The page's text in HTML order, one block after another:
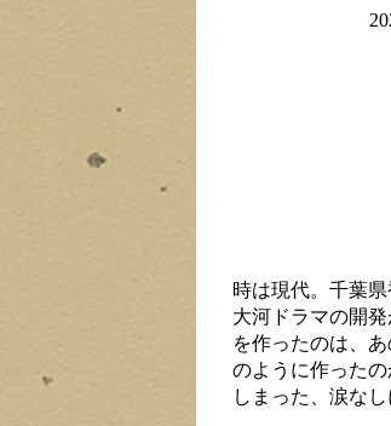
時は現代。千葉
大河ドラマの開
を作ったのは、
のように作った
しまった、涙な